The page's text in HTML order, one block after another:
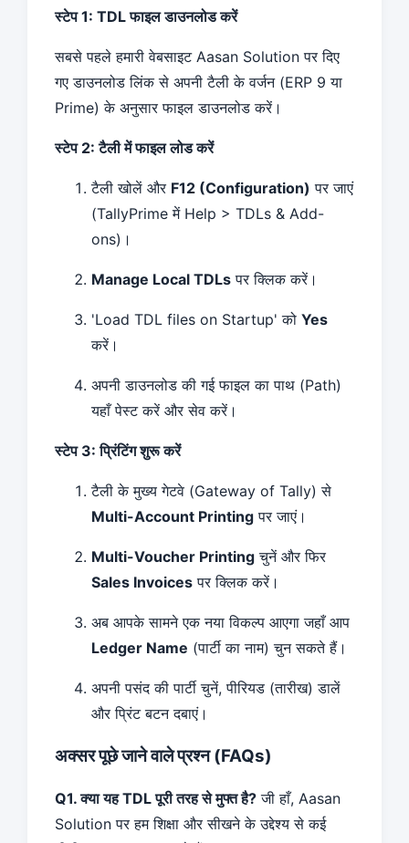
स्टेप 1: TDL फाइल डाउनलोड करें
सबसे पहले हमारी वेबसाइट Aasan Solution पर दिए
गए डाउनलोड लिंक से अपनी टैली के वर्जन (ERP 9 या
Prime) के अनुसार फाइल डाउनलोड करें।
स्टेप 2: टैली में फाइल लोड करें
टैली खोलें और F12 (Configuration) पर जाएं
(TallyPrime में Help > TDLs & Add-
ons)।
Manage Local TDLs पर क्लिक करें।
'Load TDL files on Startup' को Yes
करें।
अपनी डाउनलोड की गई फाइल का पाथ (Path)
यहाँ पेस्ट करें और सेव करें।
स्टेप 3: प्रिंटिंग शुरू करें
टैली के मुख्य गेटवे (Gateway of Tally) से
Multi-Account Printing पर जाएं।
Multi-Voucher Printing चुनें और फिर
Sales Invoices पर क्लिक करें।
अब आपके सामने एक नया विकल्प आएगा जहाँ आप
Ledger Name (पार्टी का नाम) चुन सकते हैं।
अपनी पसंद की पार्टी चुनें, पीरियड (तारीख) डालें
और प्रिंट बटन दबाएं।
अक्सर पूछे जाने वाले प्रश्न (FAQs)
Q1. क्या यह TDL पूरी तरह से मुफ्त है? जी हाँ, Aasan
Solution पर हम शिक्षा और सीखने के उद्देश्य से कई